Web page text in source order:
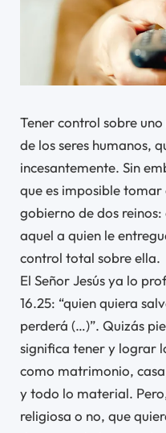
Tener control sobre
de los seres humanos,
incesantemente. Sin
que es imposible
gobierno de dos
aquel a quien le
control total sobre ella.
El Señor Jesús ya lo
16.25: “quien quiera
perderá (…)”. Quizás
significa tener y lograr
como matrimonio,
y todo lo material.
religiosa o no, que